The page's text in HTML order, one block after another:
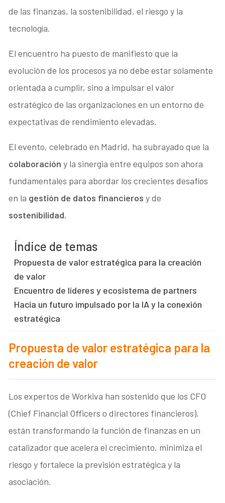
de las finanzas, la sostenibilidad, el riesgo y la
tecnología.
El encuentro ha puesto de manifiesto que la
evolución de los procesos ya no debe estar solamente
orientada a cumplir, sino a impulsar el valor
estratégico de las organizaciones en un entorno de
expectativas de rendimiento elevadas.
El evento, celebrado en Madrid, ha subrayado que la
colaboracióny la sinergia entre equipos son ahora
fundamentales para abordar los crecientes desafíos
en la gestión de datos financieros y de
sostenibilidad.
Índice de temas
Propuesta de valor estratégica para la creación
de valor
Encuentro de líderes y ecosistema de partners
Hacia un futuro impulsado por la IA y la conexión
estratégica
Propuesta de valor estratégica para la
creación de valor
Los expertos de Workiva han sostenido que los CFO
(Chief Financial Officers o directores financieros),
están transformando la función de finanzas en un
catalizador que acelera el crecimiento, minimiza el
riesgo y fortalece la previsión estratégica y la
asociación.